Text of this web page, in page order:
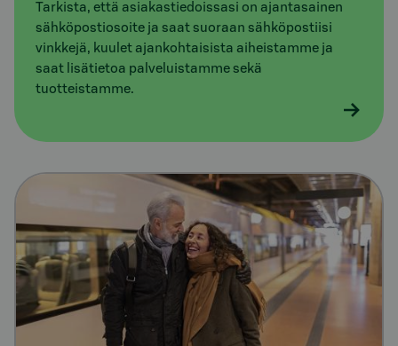
Tarkista, että asiakastiedoissasi on ajantasainen
sähköpostiosoite ja saat suoraan sähköpostiisi
vinkkejä, kuulet ajankohtaisista aiheistamme ja
saat lisätietoa palveluistamme sekä
tuotteistamme.